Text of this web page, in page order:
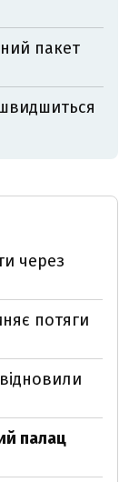
пакет
через
потяги
палац